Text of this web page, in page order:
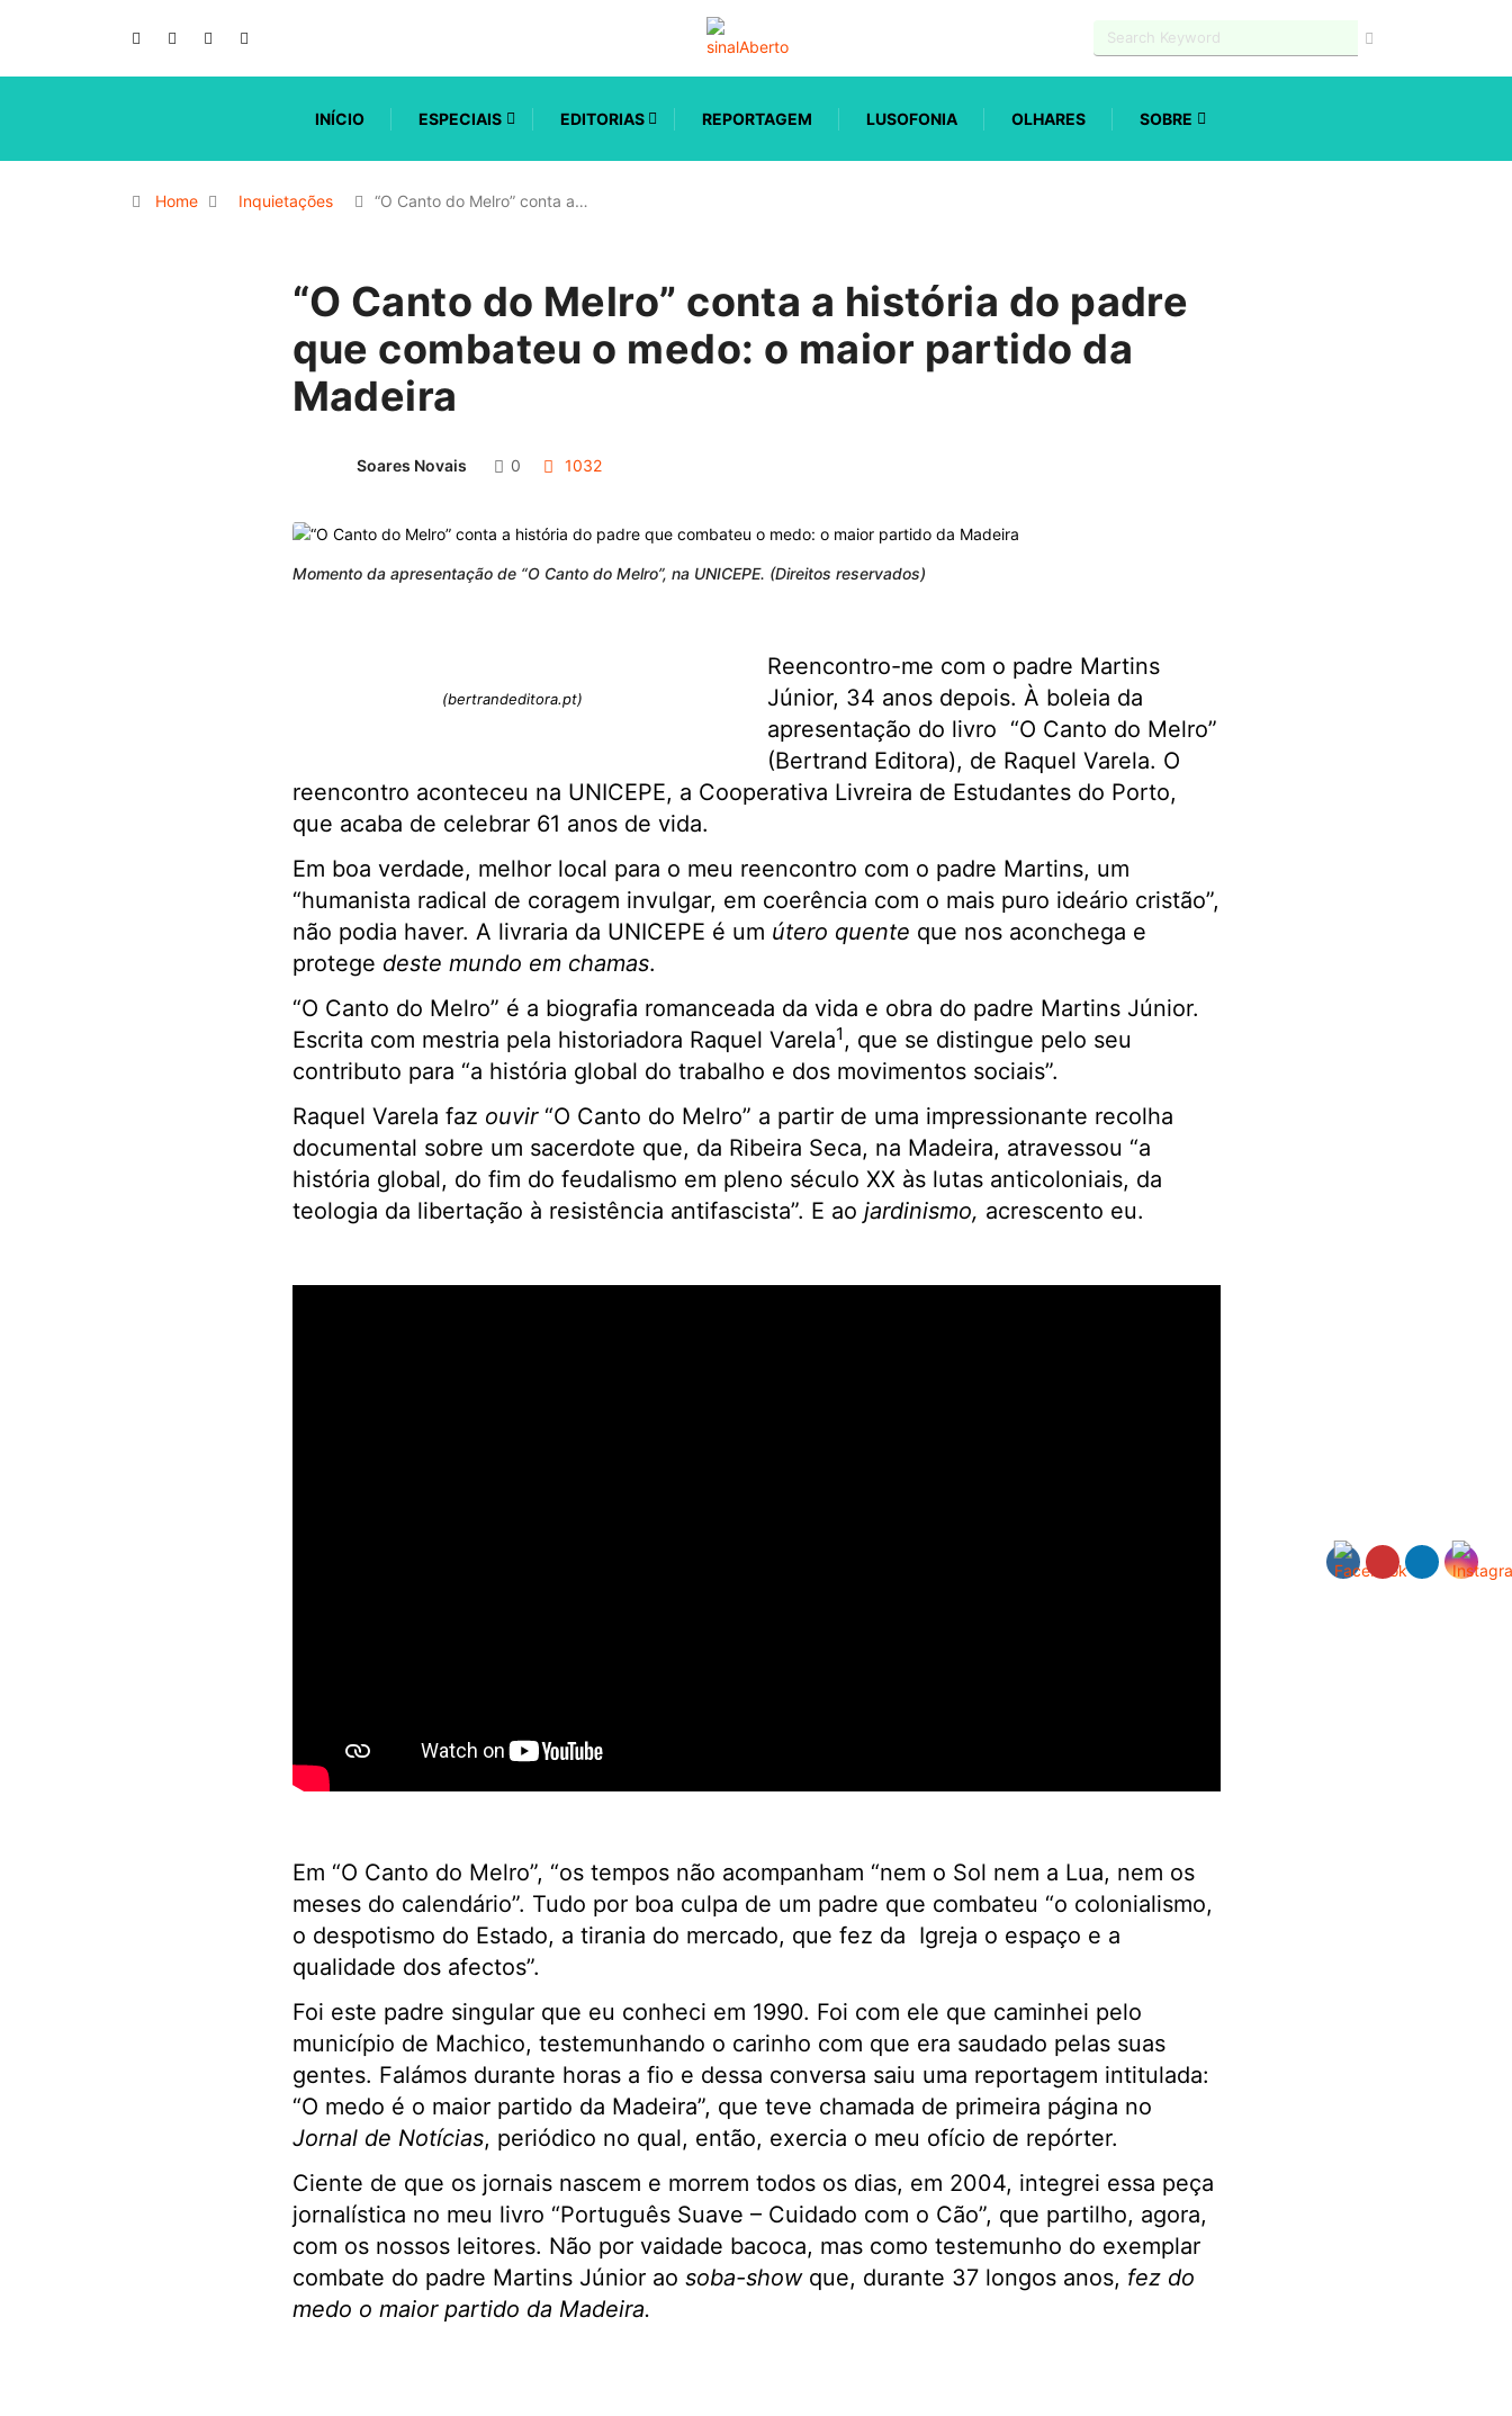
INÍCIO ESPECIAIS EDITORIAS REPORTAGEM LUSOFONIA OLHARES SOBRE
Home Inquietações “O Canto do Melro” conta a…
“O Canto do Melro” conta a história do padre
que combateu o medo: o maior partido da
Madeira
Soares Novais 0 1032
Momento da apresentação de “O Canto do Melro”, na UNICEPE. (Direitos reservados)
(bertrandeditora.pt)
Reencontro-me com o padre Martins
Júnior, 34 anos depois. À boleia da
apresentação do livro “O Canto do Melro”
(Bertrand Editora), de Raquel Varela. O
reencontro aconteceu na UNICEPE, a Cooperativa Livreira de Estudantes do Porto,
que acaba de celebrar 61 anos de vida.
Em boa verdade, melhor local para o meu reencontro com o padre Martins, um
“humanista radical de coragem invulgar, em coerência com o mais puro ideário cristão”,
não podia haver. A livraria da UNICEPE é um útero quente que nos aconchega e
protege deste mundo em chamas.
“O Canto do Melro” é a biografia romanceada da vida e obra do padre Martins Júnior.
Escrita com mestria pela historiadora Raquel Varela1 , que se distingue pelo seu
contributo para “a história global do trabalho e dos movimentos sociais”.
Raquel Varela faz ouvir“O Canto do Melro” a partir de uma impressionante recolha
documental sobre um sacerdote que, da Ribeira Seca, na Madeira, atravessou “a
história global, do fim do feudalismo em pleno século XX às lutas anticoloniais, da
teologia da libertação à resistência antifascista”. E ao jardinismo, acrescento eu.
Em “O Canto do Melro”, “os tempos não acompanham “nem o Sol nem a Lua, nem os
meses do calendário”. Tudo por boa culpa de um padre que combateu “o colonialismo,
o despotismo do Estado, a tirania do mercado, que fez da Igreja o espaço e a
qualidade dos afectos”.
Foi este padre singular que eu conheci em 1990. Foi com ele que caminhei pelo
município de Machico, testemunhando o carinho com que era saudado pelas suas
gentes. Falámos durante horas a fio e dessa conversa saiu uma reportagem intitulada:
“O medo é o maior partido da Madeira”, que teve chamada de primeira página no
Jornal de Notícias, periódico no qual, então, exercia o meu ofício de repórter.
Ciente de que os jornais nascem e morrem todos os dias, em 2004, integrei essa peça
jornalística no meu livro “Português Suave – Cuidado com o Cão”, que partilho, agora,
com os nossos leitores. Não por vaidade bacoca, mas como testemunho do exemplar
combate do padre Martins Júnior ao soba-showque, durante 37 longos anos, fez do
medo o maior partido da Madeira.